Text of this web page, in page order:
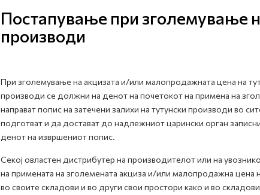
Постапување при зголемување
производи
При зголемување на акцизата и/или малопродажната цена на
производи се должни на денот на почетокот на примена на
направат попис на затечени залихи на тутунски производи во
подготват и да достават до надлежниот царински орган
денот на извршениот попис.
Секој овластен дистрибутер на производителот или на
на примената на зголемената акциза и/или малопродажна цена
во своите складови и во други свои простори како и во